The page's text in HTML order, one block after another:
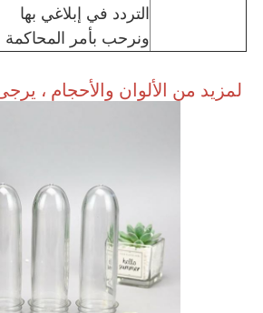
التردد في إبلاغي بها
ونرحب بأمر